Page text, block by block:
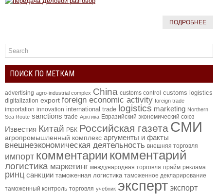
ПОДРОБНЕЕ
ПОИСК ПО МЕТКАМ
advertising agro-industrial complex China customs control customs logistics
digitalization export foreign economic activity foreign trade
importation innovation international trade logistics marketing Northern
Sea Route sanctions trade Арктика Евразийский экономический союз
Известия Китай РБК Российская газета СМИ
агропромышленный комплекс аргументы и факты
внешнеэкономическая деятельность внешняя торговля
импорт комментарии комментарий
логистика маркетинг международная торговля прайм реклама
ринц санкции таможенная логистика таможенное декларирование
таможенный контроль торговля учебник эксперт экспорт